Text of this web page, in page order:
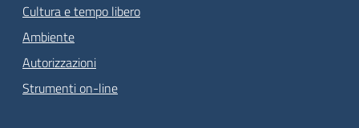
Cultura e tempo libero
Ambiente
Autorizzazioni
Strumenti on-line